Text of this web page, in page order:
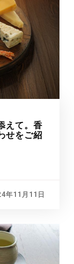
えて。香
せをご紹
年11月11日